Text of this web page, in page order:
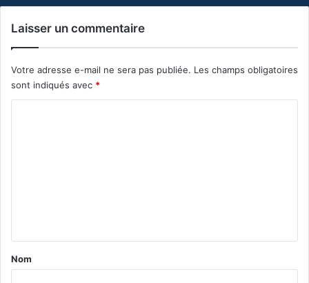
Laisser un commentaire
Votre adresse e-mail ne sera pas publiée. Les champs obligatoires
sont indiqués avec *
a
Nom